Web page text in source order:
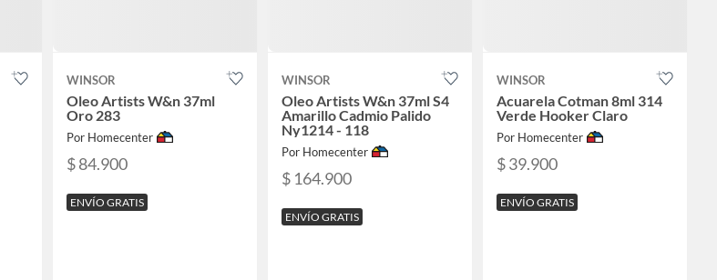
WINSOR
Oleo Artists W&n 37ml
Oro 283
Por Homecenter
$ 84.900
ENVÍO GRATIS
WINSOR
Oleo Artists W&n 37ml S4
Amarillo Cadmio Palido
Ny1214 - 118
Por Homecenter
$ 164.900
ENVÍO GRATIS
WINSOR
Acuarela Cotman 8ml 314
Verde Hooker Claro
Por Homecenter
$ 39.900
ENVÍO GRATIS